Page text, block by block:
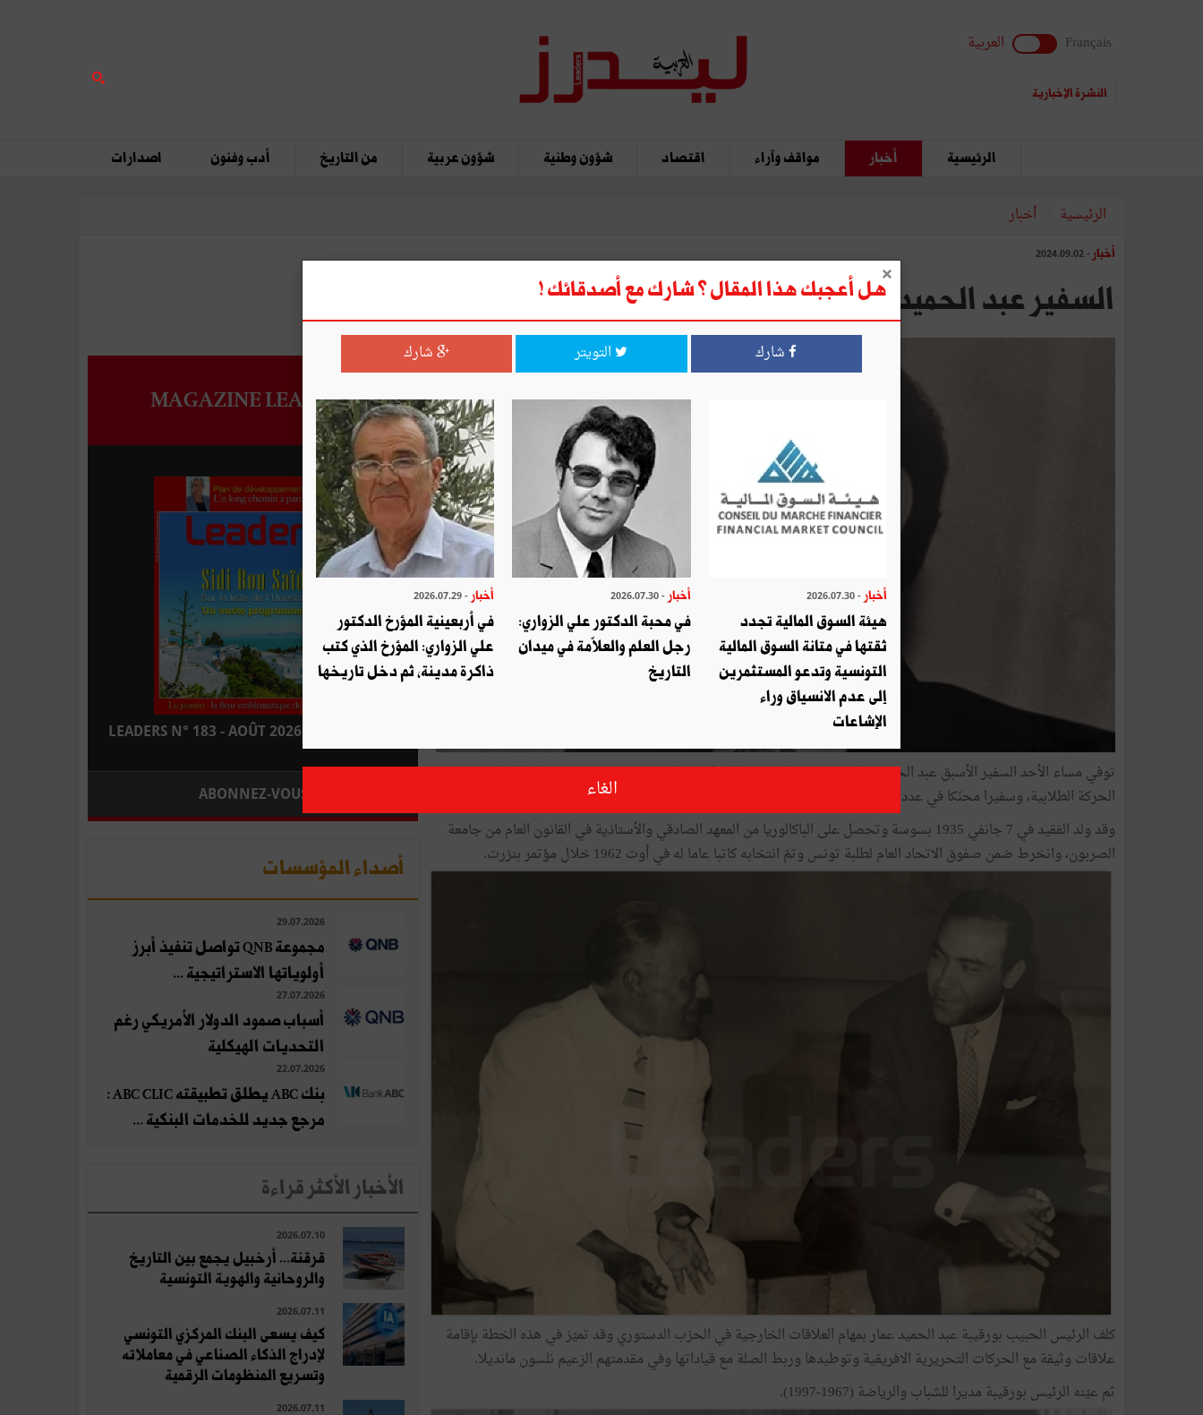
Français العربية
النشرة الإخبارية
الرئيسية أخبار مواقف وآراء اقتصاد شؤون وطنية شؤون عربية من التاريخ أدب وفنون اصدارات
الرئيسية أخبار
أخبار - 2024.09.02
السفير عبد الحميد عمار في ذمة الله
توفي مساء الأحد السفير الأسبق عبد الحميد عمار عن سن تناهز 89 عاما قضّى معظمها في خدمة تونس، قياديّا بارزا في
الحركة الطلابية، وسفيرا محنّكا في عدد من الدول الإفريقية والعربية وفي الاتحاد السوفياتي.
وقد ولد الفقيد في 7 جانفي 1935 بسوسة وتحصل على الباكالوريا من المعهد الصادقي والأستاذية في القانون العام من جامعة
الصربون، وانخرط ضمن صفوق الاتحاد العام لطلبة تونس وتمّ انتخابه كاتبا عاما له في أوت 1962 خلال مؤتمر بنزرت.
كلف الرئيس الحبيب بورقيبة عبد الحميد عمار بمهام العلاقات الخارجية في الحزب الدستوري وقد تميّز في هذه الخطة بإقامة
علاقات وثيقة مع الحركات التحريرية الافريقية وتوطيدها وربط الصلة مع قياداتها وفي مقدمتهم الزعيم نلسون مانديلا.
ثم عيّنه الرئيس بورقيبة مديرا للشباب والرياضة (1967-1997).
MAGAZINE LEADERS
LEADERS N° 183 - AOÛT 2026 : EN KIOSQUE
ABONNEZ-VOUS
أصداء المؤسسات
29.07.2026
مجموعة QNB تواصل تنفيذ أبرز
أولوياتها الاستراتيجية ...
27.07.2026
أسباب صمود الدولار الأمريكي رغم
التحديات الهيكلية
22.07.2026
بنك ABC يطلق تطبيقته ABC CLIC :
مرجع جديد للخدمات البنكية ...
الأخبار الأكثر قراءة
2026.07.10
قرقنة... أرخبيل يجمع بين التاريخ
والروحانية والهوية التونسية
2026.07.11
كيف يسعى البنك المركزي التونسي
لإدراج الذكاء الصناعي في معاملاته
وتسريع المنظومات الرقمية
2026.07.11
هل أعجبك هذا المقال ؟ شارك مع أصدقائك !
شارك التويتر شارك
أخبار - 2026.07.30
هيئة السوق المالية تجدد
ثقتها في متانة السوق المالية
التونسية وتدعو المستثمرين
إلى عدم الانسياق وراء
الإشاعات
أخبار - 2026.07.30
في محبة الدكتور علي الزواري:
رجل العلم والعلاّمة في ميدان
التاريخ
أخبار - 2026.07.29
في أربعينية المؤرخ الدكتور
علي الزواري: المؤرخ الذي كتب
ذاكرة مدينة، ثم دخل تاريخها
الغاء